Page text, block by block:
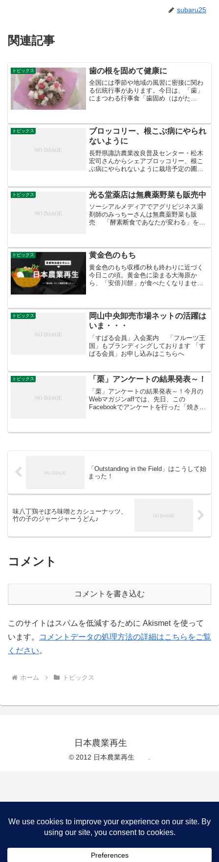
subaru25
関連記事
トピックス 歯の根を固めて健康に
全国には季節や地域の風習に密接に関わ
る伝統行事があります。今日は、「歯」
にまつわる行事食「歯固め（はがた
トピックス
ブロッコリー、根こぶ病にやられ
ないように
長野県諏訪農業改良普及センター・松木
宏司さんからシェアブロッコリー、根こ
ぶ病にやられないように栽培予定の圃場
を行うことにしました。場所:長野県・ 富
士見町
トピックス 光る堂薬店は無農薬野菜も販売中
ソーシアルメディアでアグリビジネス薬
剤師のみっちーさんは無農薬野菜も販
売 「酵素断食であなたが変わる」を主
無料でダイエットカウンセリングもして
います。詳細はこちら「...
トピックス 黄金色のもち
黄金色のもち収穫の秋も終わりに近づく
今日この頃。黄金色に染まる大海原か
ら、「安倍川餅」が食べたくなりません
「安倍川」は、静岡県を流れる...
トピックス
岡山中央卸売市場ネットの活躍は
いま・・・
「すばる会員」入会案内 「フルーツ王
国」もブランディングしております 「す
ばる会員」お申し込みはこちらへ
トピックス 「栗」アンケートの結果発表～！
「栗」アンケートの結果発表～！今月の
Webマガジンaffでは、先日、この
Facebookでアンケートを行った「焼き
「Outstanding in the Field」はこうして始
まった！
味八丁鶏そぼろ味噌とカシューナッツ、
竹の子のジャージャーうどん♪
コメント
コメントを書き込む
このサイトはスパムを低減するために Akismet を使って
います。
コメントデータの処理方法の詳細はこちらをご覧
ください。
ホーム トピックス
日本農業再生
© 2012 日本農業再生 .